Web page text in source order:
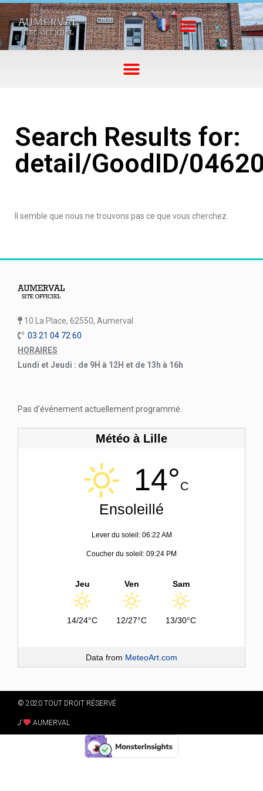
Search Results for:
detail/GoodID/
Il semble que nous ne trouvons pas ce que vous cherchez.
10 La Place, 62550, Aumerval
03 21 04 72 60
HORAIRES
Lundi et Jeudi : de 9H à 12H et de 13h à 16h
Pas d'événement actuellement programmé.
Météo à Lille
14°C
Ensoleillé
Lever du soleil: 06:22 AM
Coucher du soleil: 09:24 PM
Jeu
14/24°C
Ven
12/27°C
Sam
13/30°C
Data from MeteoArt.com
© 2020 TOUT DROIT RÉSERVÉ
J' AUMERVAL